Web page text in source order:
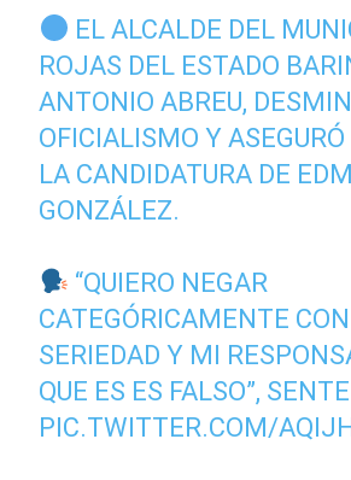
EL ALCALDE DEL
ROJAS DEL ESTADO
ANTONIO ABREU,
OFICIALISMO Y
LA CANDIDATURA DE
GONZÁLEZ.
“QUIERO NEGAR
CATEGÓRICAMENTE
SERIEDAD Y MI
QUE ES ES FALSO”,
PIC.TWITTER.COM/